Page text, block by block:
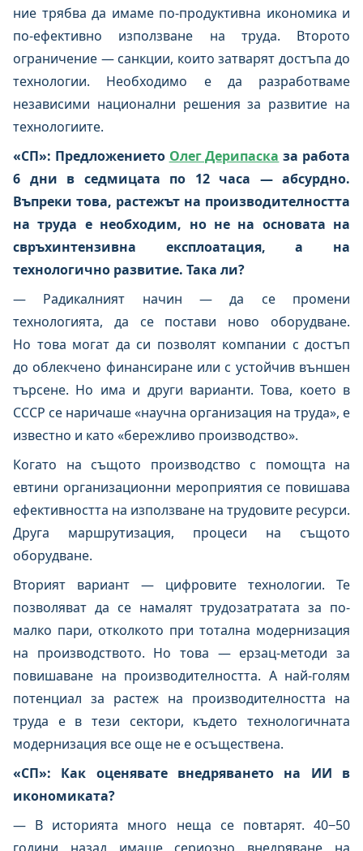
ние трябва да имаме по-продуктивна икономика и
по-ефективно използване на труда. Второто
ограничение — санкции, които затварят достъпа до
технологии. Необходимо е да разработваме
независими национални решения за развитие на
технологиите.
«СП»: Предложението Олег Дерипаска за работа
6 дни в седмицата по 12 часа — абсурдно.
Въпреки това, растежът на производителността
на труда е необходим, но не на основата на
свръхинтензивна експлоатация, а на
технологично развитие. Така ли?
— Радикалният начин — да се промени
технологията, да се постави ново оборудване.
Но това могат да си позволят компании с достъп
до облекчено финансиране или с устойчив външен
търсене. Но има и други варианти. Това, което в
СССР се наричаше «научна организация на труда», е
известно и като «бережливо производство».
Когато на същото производство с помощта на
евтини организационни мероприятия се повишава
ефективността на използване на трудовите ресурси.
Друга маршрутизация, процеси на същото
оборудване.
Вторият вариант — цифровите технологии. Те
позволяват да се намалят трудозатратата за по-
малко пари, отколкото при тотална модернизация
на производството. Но това — ерзац-методи за
повишаване на производителността. А най-голям
потенциал за растеж на производителността на
труда е в тези сектори, където технологичната
модернизация все още не е осъществена.
«СП»: Как оценявате внедряването на ИИ в
икономиката?
— В историята много неща се повтарят. 40−50